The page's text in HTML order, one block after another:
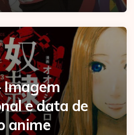
Imagem
e data de
anime